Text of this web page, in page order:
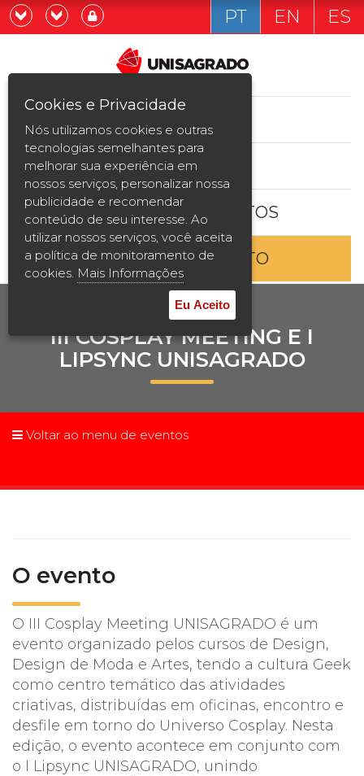
Graduação
Pós-graduação e MBA
Curta Duração
Vestibular
2ª Graduação
Transferência
Reingresso
Prouni
Desconto de pontualidade
UATI
Já sou estudande
Quero ser estudante
PT EN ES
ESTUDE AQUI
BOLSAS E DESCONTOS
ENTRE EM CONTATO
III COSPLAY MEETING E I
LIPSYNC UNISAGRADO
Voltar ao menu de eventos
O evento
O III Cosplay Meeting UNISAGRADO é um
evento organizado pelos cursos de Design,
Design de Moda e Artes, tendo a cultura Geek
como centro temático das atividades
criativas, distribuídas em oficinas, encontro e
desfile em torno do Universo Cosplay. Nesta
edição, o evento acontece em conjunto com
o I Lipsync UNISAGRADO, unindo
Cookies e Privacidade
Nós utilizamos cookies e outras
tecnologias semelhantes para
melhorar sua experiência em
nossos serviços, personalizar nossa
publicidade e recomendar
conteúdo de seu interesse. Ao
utilizar nossos serviços, você aceita
a política de monitoramento de
cookies. Mais Informações
Eu Aceito